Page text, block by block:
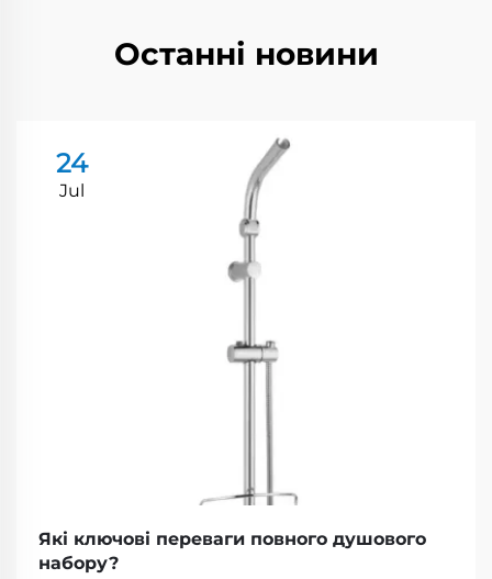
Останні новини
24
Jul
Які ключові переваги повного душового
набору?